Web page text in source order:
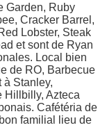
Garden, Ruby
Cracker Barrel,
Lobster, Steak
et sont de Ryan
Local bien
de RO, Barbecue
à Stanley,
Hillbilly, Azteca
Cafétéria de
familial lieu de